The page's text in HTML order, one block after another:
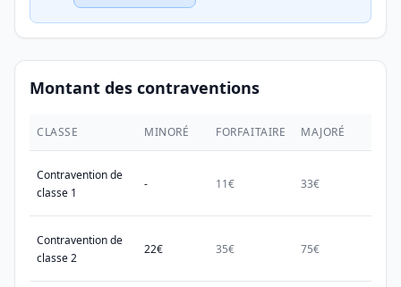
Montant des contraventions
CLASSE MINORÉ FORFAITAIRE MAJORÉ
Contravention de
classe 1
- 11€ 33€
Contravention de
classe 2
22€ 35€ 75€